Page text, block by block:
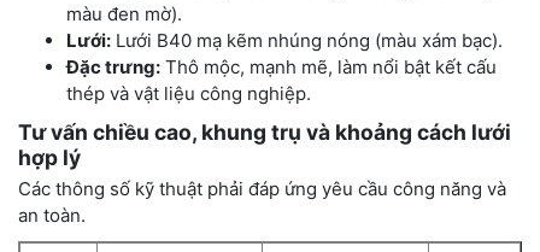
màu đen mờ).
Lưới: Lưới B40 mạ kẽm nhúng nóng (màu xám bạc).
Đặc trưng: Thô mộc, mạnh mẽ, làm nổi bật kết cấu
thép và vật liệu công nghiệp.
Tư vấn chiều cao, khung trụ và khoảng cách lưới
hợp lý
Các thông số kỹ thuật phải đáp ứng yêu cầu công năng và
an toàn.